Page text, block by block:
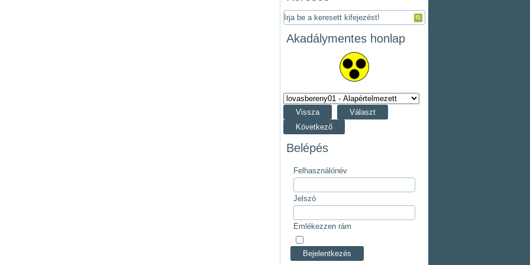
Akadálymentes honlap
Vissza
Választ
Következő
Belépés
Felhasználónév
Jelszó
Emlékezzen rám